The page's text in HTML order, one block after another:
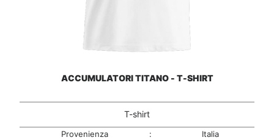
ACCUMULATORI TITANO - T-SHIRT
T-shirt
Provenienza :
Italia